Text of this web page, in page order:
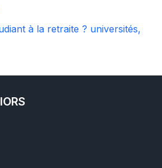
à la retraite ? universités,